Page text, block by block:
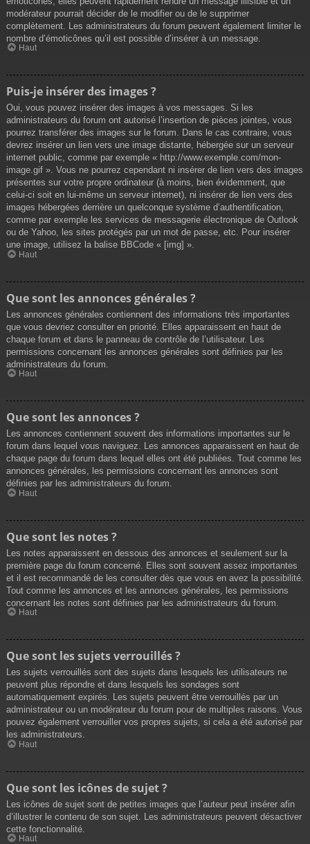
modérateur pourrait décider de le modifier ou de le supprimer
complètement. Les administrateurs du forum peuvent également limiter le
nombre d’émoticônes qu’il est possible d’insérer à un message.
Haut
Puis-je insérer des images ?
Oui, vous pouvez insérer des images à vos messages. Si les
administrateurs du forum ont autorisé l’insertion de pièces jointes, vous
pourrez transférer des images sur le forum. Dans le cas contraire, vous
devrez insérer un lien vers une image distante, hébergée sur un serveur
internet public, comme par exemple « http://www.exemple.com/mon-
image.gif ». Vous ne pourrez cependant ni insérer de lien vers des images
présentes sur votre propre ordinateur (à moins, bien évidemment, que
celui-ci soit en lui-même un serveur internet), ni insérer de lien vers des
images hébergées derrière un quelconque système d’authentification,
comme par exemple les services de messagerie électronique de Outlook
ou de Yahoo, les sites protégés par un mot de passe, etc. Pour insérer
une image, utilisez la balise BBCode « [img] ».
Haut
Que sont les annonces générales ?
Les annonces générales contiennent des informations très importantes
que vous devriez consulter en priorité. Elles apparaissent en haut de
chaque forum et dans le panneau de contrôle de l’utilisateur. Les
permissions concernant les annonces générales sont définies par les
administrateurs du forum.
Haut
Que sont les annonces ?
Les annonces contiennent souvent des informations importantes sur le
forum dans lequel vous naviguez. Les annonces apparaissent en haut de
chaque page du forum dans lequel elles ont été publiées. Tout comme les
annonces générales, les permissions concernant les annonces sont
définies par les administrateurs du forum.
Haut
Que sont les notes ?
Les notes apparaissent en dessous des annonces et seulement sur la
première page du forum concerné. Elles sont souvent assez importantes
et il est recommandé de les consulter dès que vous en avez la possibilité.
Tout comme les annonces et les annonces générales, les permissions
concernant les notes sont définies par les administrateurs du forum.
Haut
Que sont les sujets verrouillés ?
Les sujets verrouillés sont des sujets dans lesquels les utilisateurs ne
peuvent plus répondre et dans lesquels les sondages sont
automatiquement expirés. Les sujets peuvent être verrouillés par un
administrateur ou un modérateur du forum pour de multiples raisons. Vous
pouvez également verrouiller vos propres sujets, si cela a été autorisé par
les administrateurs.
Haut
Que sont les icônes de sujet ?
Les icônes de sujet sont de petites images que l’auteur peut insérer afin
d’illustrer le contenu de son sujet. Les administrateurs peuvent désactiver
cette fonctionnalité.
Haut